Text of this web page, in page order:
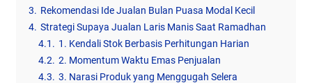
3. Rekomendasi Ide Jualan Bulan Puasa Modal Kecil
4. Strategi Supaya Jualan Laris Manis Saat Ramadhan
4.1. 1. Kendali Stok Berbasis Perhitungan Harian
4.2. 2. Momentum Waktu Emas Penjualan
4.3. 3. Narasi Produk yang Menggugah Selera